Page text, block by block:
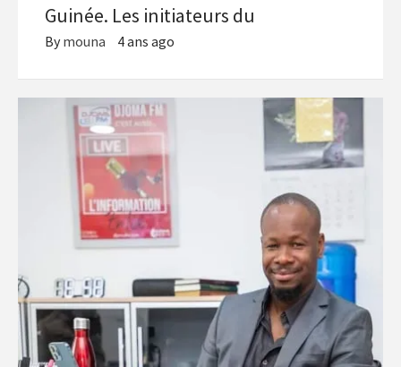
Guinée. Les initiateurs du
By mouna 4 ans ago